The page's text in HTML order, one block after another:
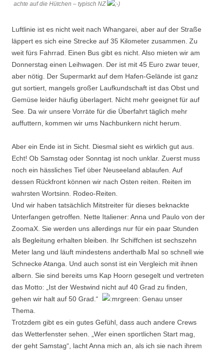
achte auf die Hütchen – typisch NZ
Luftlinie ist es nicht weit nach Whangarei, aber auf der Straße
läppert es sich eine Strecke auf 35 Kilometer zusammen. Zu
weit fürs Fahrrad. Einen Bus gibt es nicht. Also mieten wir am
Donnerstag einen Leihwagen. Der ist mit 45 Euro zwar teuer,
aber nötig. Der Supermarkt auf dem Hafen-Gelände ist ganz
gut sortiert, mangels großer Laufkundschaft ist das Obst und
Gemüse leider häufig überlagert. Nicht mehr geeignet für auf
See. Da wir unsere Vorräte für die Überfahrt täglich mehr
auffuttern, kommen wir ums Nachbunkern nicht herum.
Aber ein Ende ist in Sicht. Diesmal sieht es wirklich gut aus.
Echt! Ob Samstag oder Sonntag ist noch unklar. Zuerst muss
noch ein hässliches Tief über Neuseeland ablaufen. Auf
dessen Rückfront können wir nach Osten reiten. Reiten im
wahrsten Wortsinn. Rodeo-Reiten.
Und wir haben tatsächlich Mitstreiter für dieses beknackte
Unterfangen getroffen. Nette Italiener: Anna und Paulo von der
ZoomaX. Sie werden uns allerdings nur für ein paar Stunden
als Begleitung erhalten bleiben. Ihr Schiffchen ist sechszehn
Meter lang und läuft mindestens anderthalb Mal so schnell wie
Schnecke Atanga. Und auch sonst ist ein Vergleich mit ihnen
albern. Sie sind bereits ums Kap Hoorn gesegelt und vertreten
das Motto: „Ist der Westwind nicht auf 40 Grad zu finden,
gehen wir halt auf 50 Grad.“
Genau unser
Thema.
Trotzdem gibt es ein gutes Gefühl, dass auch andere Crews
das Wetterfenster sehen. „Wer einen sportlichen Start mag,
der geht Samstag“, lacht Anna mich an, als ich sie nach ihrem